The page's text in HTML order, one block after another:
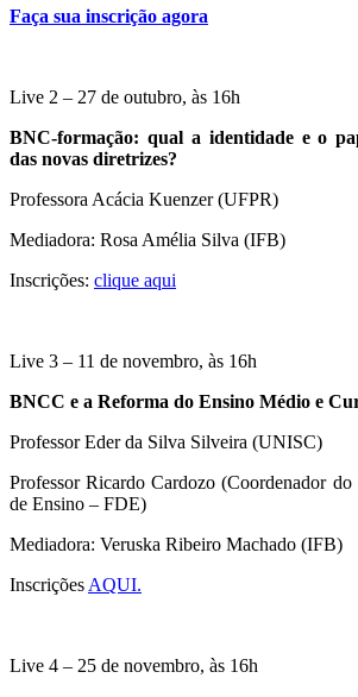
Faça sua inscrição agora
Live 2 – 27 de outubro, às 16h
BNC-formação: qual a identidade e o
das novas diretrizes?
Professora Acácia Kuenzer (UFPR)
Mediadora: Rosa Amélia Silva (IFB)
Inscrições: clique aqui
Live 3 – 11 de novembro, às 16h
BNCC e a Reforma do Ensino Médio e
Professor Eder da Silva Silveira (UNISC)
Professor Ricardo Cardozo (Coordenador
de Ensino – FDE)
Mediadora: Veruska Ribeiro Machado (IFB)
Inscrições AQUI.
Live 4 – 25 de novembro, às 16h